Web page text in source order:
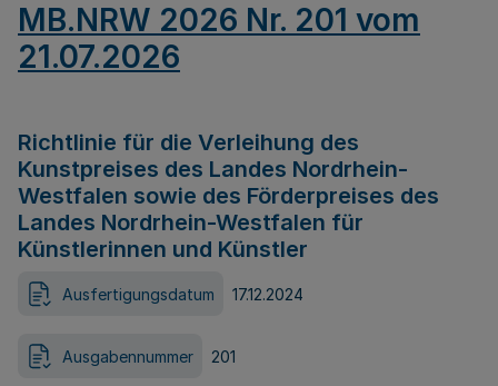
MB.NRW 2026 Nr. 201 vom
21.07.2026
Richtlinie für die Verleihung des
Kunstpreises des Landes Nordrhein-
Westfalen sowie des Förderpreises des
Landes Nordrhein-Westfalen für
Künstlerinnen und Künstler
Ausfertigungsdatum 17.12.2024
Ausgabennummer 201